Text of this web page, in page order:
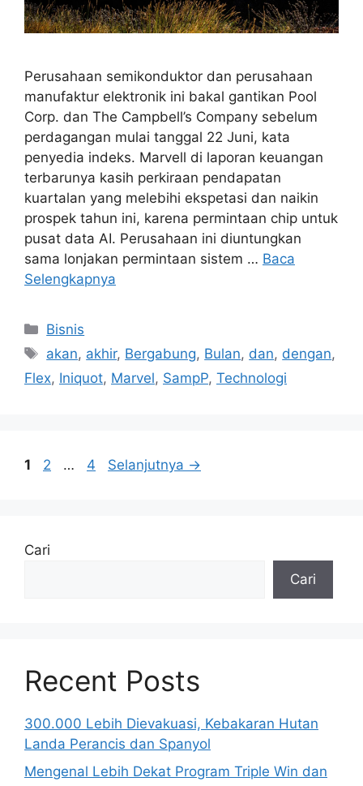
Perusahaan semikonduktor dan perusahaan
manufaktur elektronik ini bakal gantikan Pool
Corp. dan The Campbell’s Company sebelum
perdagangan mulai tanggal 22 Juni, kata
penyedia indeks. Marvell di laporan keuangan
terbarunya kasih perkiraan pendapatan
kuartalan yang melebihi ekspetasi dan naikin
prospek tahun ini, karena permintaan chip untuk
pusat data AI. Perusahaan ini diuntungkan
sama lonjakan permintaan sistem … Baca
Selengkapnya
Kategori
Bisnis
Tag
akan, akhir, Bergabung, Bulan, dan, dengan,
Flex, Iniquot, Marvel, SampP, Technologi
Halaman
1 Halaman
2 … Halaman
4 Selanjutnya →
Cari
Cari
Recent Posts
300.000 Lebih Dievakuasi, Kebakaran Hutan
Landa Perancis dan Spanyol
Mengenal Lebih Dekat Program Triple Win dan